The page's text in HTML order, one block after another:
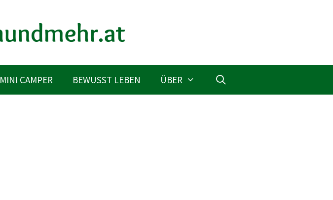
MINI CAMPER BEWUSST LEBEN ÜBER